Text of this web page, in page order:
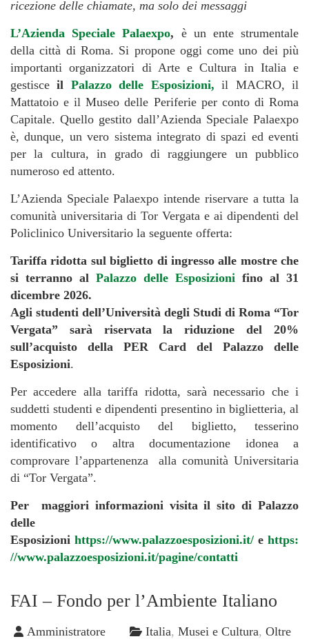
ricezione delle chiamate, ma solo dei messaggi
L’Azienda Speciale Palaexpo, è un ente strumentale
della città di Roma. Si propone oggi come uno dei più
importanti organizzatori di Arte e Cultura in Italia e
gestisceil Palazzo delle Esposizioni, il MACRO, il
Mattatoio e il Museo delle Periferie per conto di Roma
Capitale. Quello gestito dall’Azienda Speciale Palaexpo
è, dunque, un vero sistema integrato di spazi ed eventi
per la cultura, in grado di raggiungere un pubblico
numeroso ed attento.
L’Azienda Speciale Palaexpo intende riservare a tutta la
comunità universitaria di Tor Vergata e ai dipendenti del
Policlinico Universitario la seguente offerta:
Tariffa ridotta sul biglietto di ingresso alle mostre che
si terranno al Palazzo delle Esposizioni fino al 31
dicembre 2026.
Agli studenti dell’Università degli Studi di Roma “Tor
Vergata” sarà riservata la riduzione del 20%
sull’acquisto della PER Card del Palazzo delle
Esposizioni.
Per accedere alla tariffa ridotta, sarà necessario che i
suddetti studenti e dipendenti presentino in biglietteria, al
momento dell’acquisto del biglietto, tesserino
identificativo o altra documentazione idonea a
comprovare l’appartenenza alla comunità Universitaria
di “Tor Vergata”.
Per maggiori informazioni visita il sito di Palazzo
delle
Esposizioni https://www.palazzoesposizioni.it/ e https:
//www.palazzoesposizioni.it/pagine/contatti
FAI – Fondo per l’Ambiente Italiano
Amministratore Italia, Musei e Cultura, Oltre